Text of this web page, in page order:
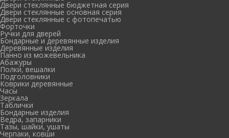
Двери стеклянные бюджетная серия
Двери стеклянные основная серия
Двери стеклянные с фотопечатью
Форточки
Ручки для дверей
Бондарные и деревянные изделия
Деревянные изделия
Панно из можевельника
Абажуры
Полки, вешалки
Подголовники
Коврики деревянные
Часы
Зеркала
Таблички
Бондарные изделия
Ведра, запарники
Тазы, шайки, ушаты
Черпаки, ковши